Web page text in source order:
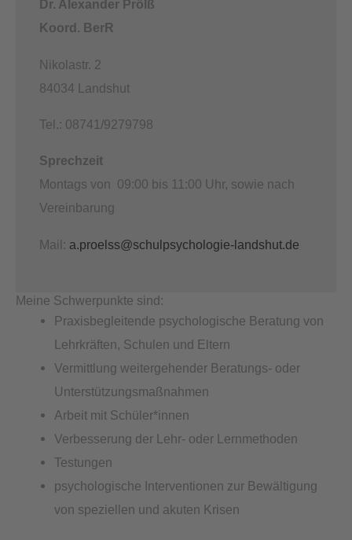
Dr. Alexander Prölß
Koord. BerR
Nikolastr. 2
84034 Landshut
Tel.: 08741/9279798
Sprechzeit
Montags von 09:00 bis 11:00 Uhr, sowie nach
Vereinbarung
Mail: a.proelss@schulpsychologie-landshut.de
Meine Schwerpunkte sind:
Praxisbegleitende psychologische Beratung von
Lehrkräften, Schulen und Eltern
Vermittlung weitergehender Beratungs- oder
Unterstützungsmaßnahmen
Arbeit mit Schüler*innen
Verbesserung der Lehr- oder Lernmethoden
Testungen
psychologische Interventionen zur Bewältigung
von speziellen und akuten Krisen